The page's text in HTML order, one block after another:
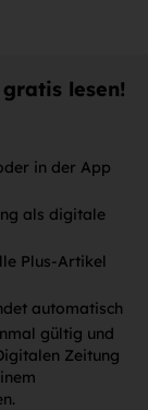
lesen!
in der App
als digitale
Plus-Artikel
automatisch
gültig und
Zeitung